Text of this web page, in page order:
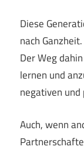
Diese
nach
Der Weg
lernen und
negativen
Auch, wenn